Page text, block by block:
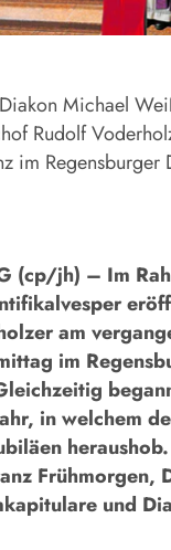
Michael
Rudolf
im Regensburger
(cp/jh) – Im
am
im
in welchem
Frühmorgen,
und